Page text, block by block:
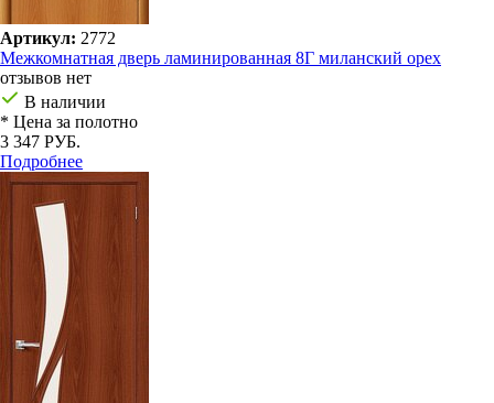
Артикул: 2772
Межкомнатная дверь ламинированная 8Г миланский орех
отзывов нет
В наличии
* Цена за полотно
3 347 РУБ.
Подробнее